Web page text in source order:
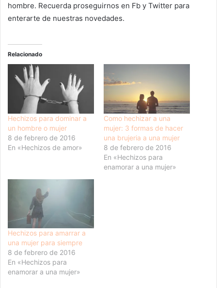
hombre. Recuerda proseguirnos en Fb y Twitter para
enterarte de nuestras novedades.
Relacionado
Hechizos para dominar a
un hombre o mujer
8 de febrero de 2016
En «Hechizos de amor»
Como hechizar a una
mujer: 3 formas de hacer
una brujeria a una mujer
8 de febrero de 2016
En «Hechizos para
enamorar a una mujer»
Hechizos para amarrar a
una mujer para siempre
8 de febrero de 2016
En «Hechizos para
enamorar a una mujer»